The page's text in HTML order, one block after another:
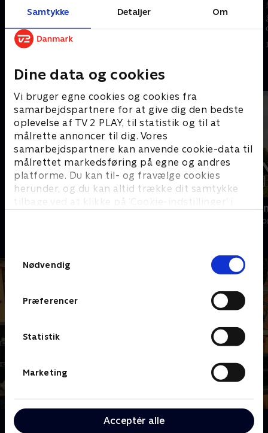
Samtykke Detaljer Om
Dine data og cookies
Vi bruger egne cookies og cookies fra
samarbejdspartnere for at give dig den bedste
oplevelse af TV 2 PLAY, til statistik og til at
målrette annoncer til dig. Vores
samarbejdspartnere kan anvende cookie-data til
målrettet markedsføring på egne og andres
platforme. Du kan til- og fravælge cookies
herunder, og du kan altid trække dit samtykke
tilbage ved at klikke på ’Cookie-indstillinger’ i
Nødvendig
Præferencer
Statistik
Marketing
Acceptér alle
hinanden, men eksperten
Brenton West vil gøre sit
bedste, for at kærligheden
indeni kan leve videre.
17. august 2021 • 44 min
forsøger at redde en gammel
gyngehest. Imens får en
Andre så også
Ryd op i dit liv Franske
Livsstil • 6
Om Værkstedet UK